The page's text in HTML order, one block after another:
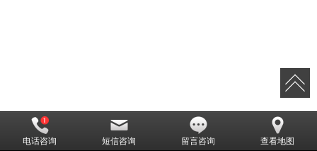
电话咨询 短信咨询 留言咨询 查看地图